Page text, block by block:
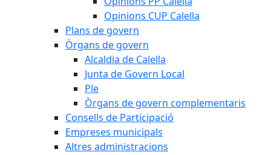
Opinions CUP Calella
Plans de govern
Òrgans de govern
Alcaldia de Calella
Junta de Govern Local
Ple
Òrgans de govern complementaris
Consells de Participació
Empreses municipals
Altres administracions